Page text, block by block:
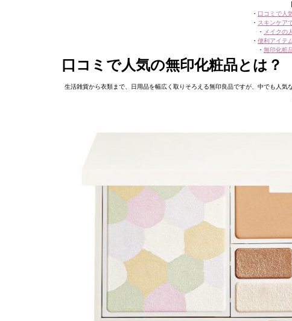
・ 口コミで人
・ スキンケア
・
メイクの
・ 便利アイテ
・ 無印化粧
口コミで人気の無印化粧品とは？
生活雑貨から衣類まで、日用品を幅広く取りそろえる無印良品ですが、中でも人